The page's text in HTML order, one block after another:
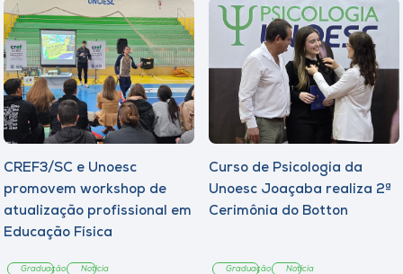
CREF3/SC e Unoesc
promovem workshop de
atualização profissional em
Educação Física
Graduação Notícia
Curso de Psicologia da
Unoesc Joaçaba realiza 2ª
Cerimônia do Botton
Graduação Notícia